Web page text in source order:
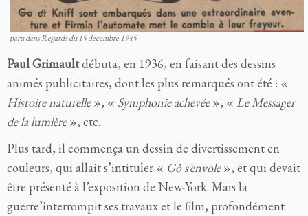
paru dans Regards du 15 décembre 1945
Paul Grimaultdébuta, en 1936, en faisant des dessins
animés publicitaires, dont les plus remarqués ont été : «
Histoire naturelle», « Symphonie achevée», « Le Messager
de la lumière», etc.
Plus tard, il commença un dessin de divertissement en
couleurs, qui allait s’intituler « Gô s’envole», et qui devait
être présenté à l’exposition de New-York. Mais la
guerre’interrompit ses travaux et le film, profondément